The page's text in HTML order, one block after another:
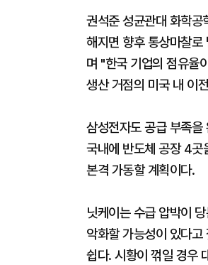
권석준 성균관대 화학
해지면 향후 통상마찰
며 "한국 기업의 점유율
생산 거점의 미국 내 이
삼성전자도 공급 부족
국내에 반도체 공장 4곳
본격 가동할 계획이다.
닛케이는 수급 압박이
악화할 가능성이 있다고
쉽다. 시황이 꺾일 경우